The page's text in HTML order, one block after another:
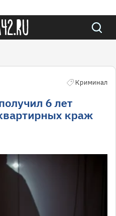
Криминал
6 лет
краж